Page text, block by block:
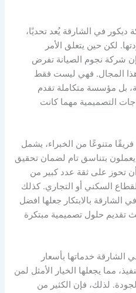
في الشارقة يُعد تحديًا،
لكن حين يتعلق الأمر
فإن شركة نجوم الصيانة تفرض
هذا المجال. فهي ليست فقط
بل مؤسسة متكاملة تقدم
التصميمية مهما كانت
متنوعًا من الخبراء، يشمل
بتناسق تام لضمان تحقيق
تحوز على ثقة عدد كبير من
السكني أو التجاري. كذلك
الشارقة بالابتكار جعلها افضل
تقديم حلول تصميمية مبتكرة
خدماتها بأسعار
مما يجعلها الخيار الأمثل لمن
لذلك، فإن الكثير من